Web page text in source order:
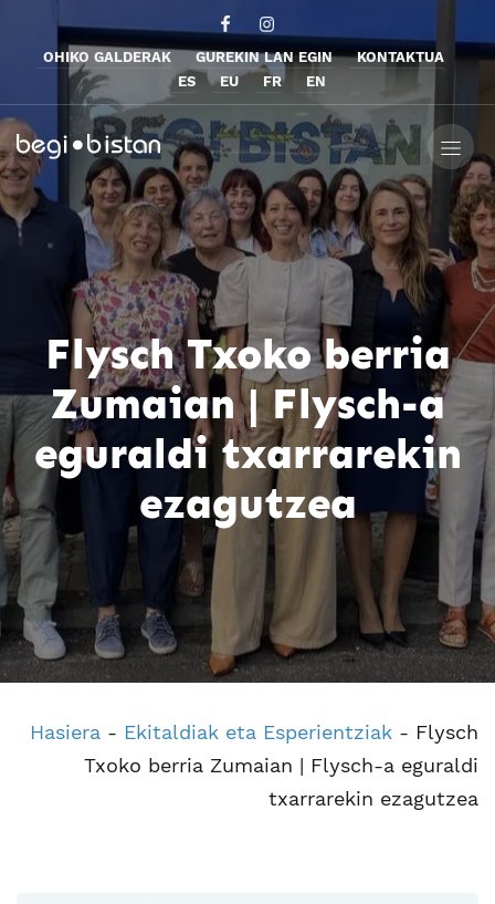
OHIKO GALDERAK GUREKIN LAN EGIN
KONTAKTUA
ES
EU FR EN
Flysch Txoko berria
Zumaian | Flysch-a
eguraldi txarrarekin
ezagutzea
Hasiera - Ekitaldiak eta Esperientziak - Flysch
Txoko berria Zumaian | Flysch-a eguraldi
txarrarekin ezagutzea